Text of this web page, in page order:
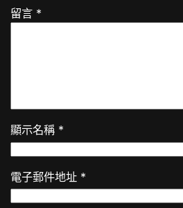
留言 *
顯示名稱 *
電子郵件地址 *